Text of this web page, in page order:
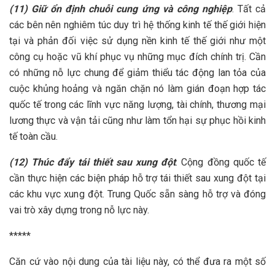
(11) Giữ ổn định chuỗi cung ứng và công nghiệp. Tất cả
các bên nên nghiêm túc duy trì hệ thống kinh tế thế giới hiện
tại và phản đối việc sử dụng nền kinh tế thế giới như một
công cụ hoặc vũ khí phục vụ những mục đích chính trị. Cần
có những nỗ lực chung để giảm thiểu tác động lan tỏa của
cuộc khủng hoảng và ngăn chặn nó làm gián đoạn hợp tác
quốc tế trong các lĩnh vực năng lượng, tài chính, thương mại
lương thực và vận tải cũng như làm tổn hại sự phục hồi kinh
tế toàn cầu.
(12) Thúc đẩy tái thiết sau xung đột. Cộng đồng quốc tế
cần thực hiện các biện pháp hỗ trợ tái thiết sau xung đột tại
các khu vực xung đột. Trung Quốc sẵn sàng hỗ trợ và đóng
vai trò xây dựng trong nỗ lực này.
*****
Căn cứ vào nội dung của tài liệu này, có thể đưa ra một số